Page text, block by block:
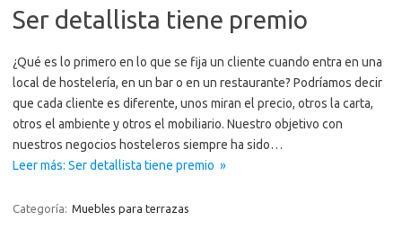
Ser detallista tiene premio
¿Qué es lo primero en lo que se fija un cliente cuando entra en una
local de hostelería, en un bar o en un restaurante? Podríamos decir
que cada cliente es diferente, unos miran el precio, otros la carta,
otros el ambiente y otros el mobiliario. Nuestro objetivo con
nuestros negocios hosteleros siempre ha sido…
Leer más: Ser detallista tiene premio »
Categoría: Muebles para terrazas